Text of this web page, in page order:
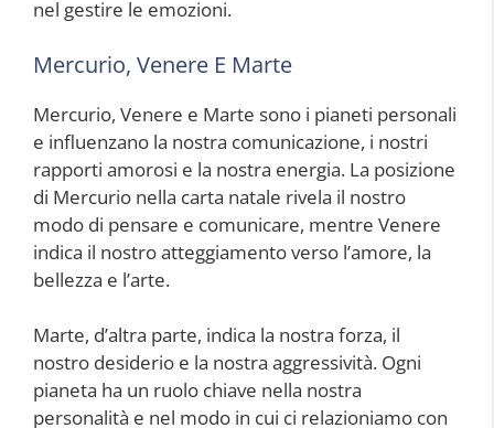
nel gestire le emozioni.
Mercurio, Venere E Marte
Mercurio, Venere e Marte sono i pianeti personali
e influenzano la nostra comunicazione, i nostri
rapporti amorosi e la nostra energia. La posizione
di Mercurio nella carta natale rivela il nostro
modo di pensare e comunicare, mentre Venere
indica il nostro atteggiamento verso l’amore, la
bellezza e l’arte.
Marte, d’altra parte, indica la nostra forza, il
nostro desiderio e la nostra aggressività. Ogni
pianeta ha un ruolo chiave nella nostra
personalità e nel modo in cui ci relazioniamo con